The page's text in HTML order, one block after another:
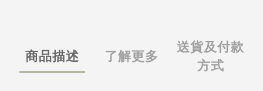
商品描述 了解更多
送貨及付款
方式